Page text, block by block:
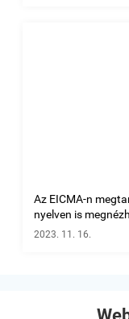
Az EICMA-n
nyelven is
2023. 11. 16.